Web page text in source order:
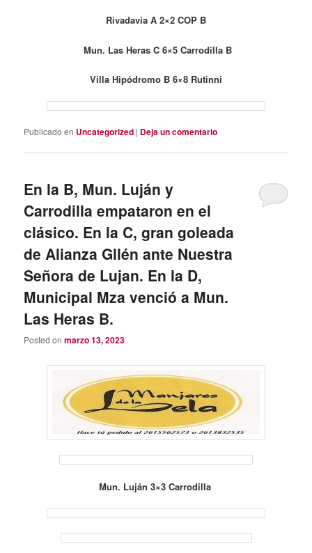
Rivadavia A 2×2 COP B
Mun. Las Heras C 6×5 Carrodilla B
Villa Hipódromo B 6×8 Rutinni
Publicado en Uncategorized | Deja un comentario
En la B, Mun. Luján y
Carrodilla empataron en el
clásico. En la C, gran goleada
de Alianza Gllén ante Nuestra
Señora de Lujan. En la D,
Municipal Mza venció a Mun.
Las Heras B.
Posted onmarzo 13, 2023
Mun. Luján 3×3 Carrodilla